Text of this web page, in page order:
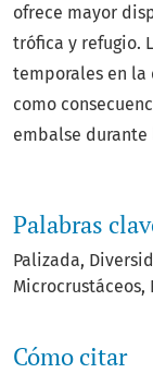
Palabras
Palizada
Microcrustáceos
Cómo citar
ofrece mayor
trófica y refugio.
temporales en
como
embalse durante